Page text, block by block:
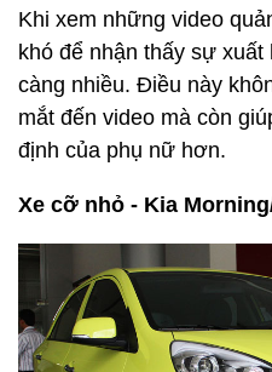
Khi xem những video
khó để nhận thấy sự
càng nhiều. Điều này
mắt đến video mà còn
định của phụ nữ hơn.
Xe cỡ nhỏ - Kia